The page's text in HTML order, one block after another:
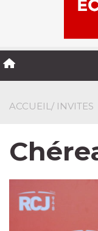
ACCUEIL/ INVITES